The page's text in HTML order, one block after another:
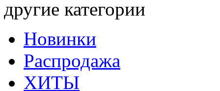
другие категории
Новинки
Распродажа
ХИТЫ